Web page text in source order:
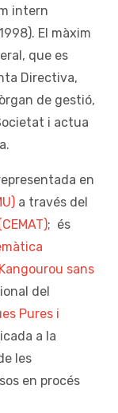
intern
El màxim
que es
Directiva,
de gestió,
i actua
en
a través del
; és
sans
del
Pures i
a la
les
en procés